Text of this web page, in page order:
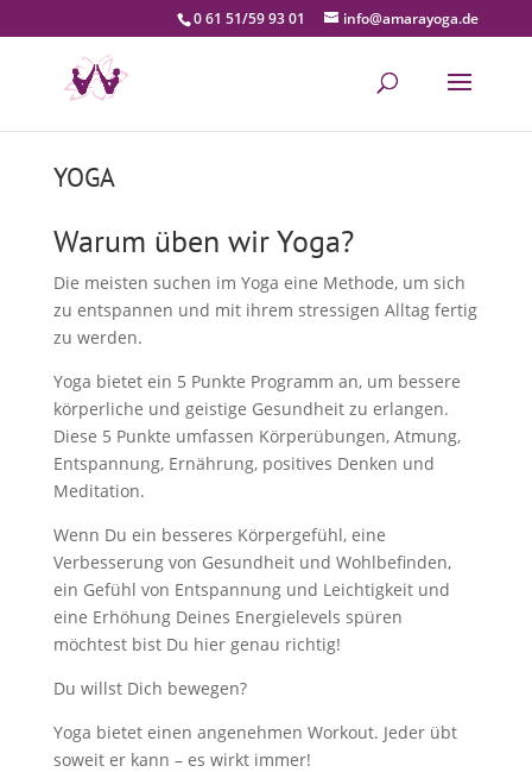
0 61 51/59 93 01 info@amarayoga.de
YOGA
Warum üben wir Yoga?
Die meisten suchen im Yoga eine Methode, um sich
zu entspannen und mit ihrem stressigen Alltag fertig
zu werden.
Yoga bietet ein 5 Punkte Programm an, um bessere
körperliche und geistige Gesundheit zu erlangen.
Diese 5 Punkte umfassen Körperübungen, Atmung,
Entspannung, Ernährung, positives Denken und
Meditation.
Wenn Du ein besseres Körpergefühl, eine
Verbesserung von Gesundheit und Wohlbefinden,
ein Gefühl von Entspannung und Leichtigkeit und
eine Erhöhung Deines Energielevels spüren
möchtest bist Du hier genau richtig!
Du willst Dich bewegen?
Yoga bietet einen angenehmen Workout. Jeder übt
soweit er kann – es wirkt immer!